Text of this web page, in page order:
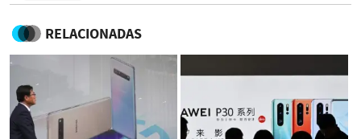
RELACIONADAS